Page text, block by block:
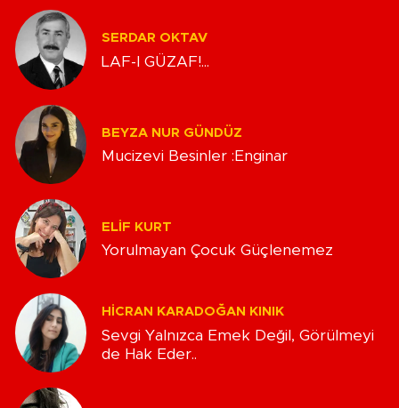
SERDAR OKTAV
LAF-I GÜZAF!...
BEYZA NUR GÜNDÜZ
Mucizevi Besinler :Enginar
ELIF KURT
Yorulmayan Çocuk Güçlenemez
HICRAN KARADOĞAN KINIK
Sevgi Yalnızca Emek Değil, Görülmeyi
de Hak Eder..